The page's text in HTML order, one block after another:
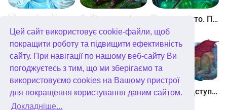
Цей сайт використовує cookie-файли, щоб
покращити роботу та підвищити ефективність
сайту. При навігації по нашому веб-сайту Ви
погоджуєтесь з тим, що ми зберігаємо та
використовуємо cookies на Вашому пристрої
для покращення користування даним сайтом.
Докладніше...
захоплюючій грі я шукаю.
Таємне місто. Підводне царство. колекційне видання
Небесні землі. Пробудження гігантів. колекційне видання Загадки Нью-Йорка. Пробудження. колекційне видання Хімери. Підступи зла. колекційне видання